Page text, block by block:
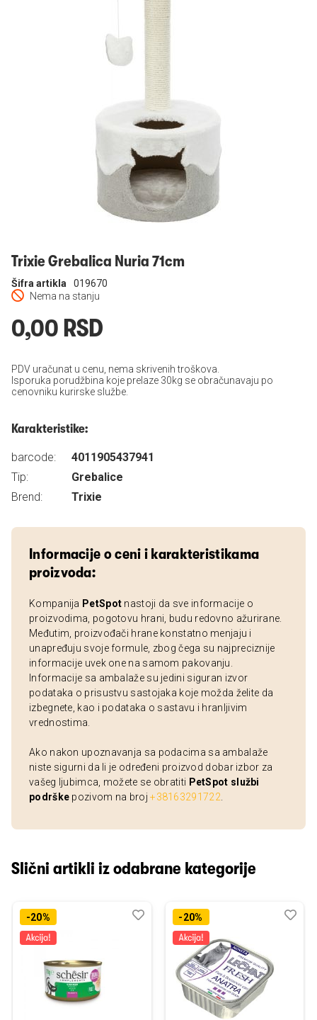
Trixie Grebalica Nuria 71cm
Nema na stanju
Šifra artikla 019670
0,00 RSD
PDV uračunat u cenu, nema skrivenih troškova.
Isporuka porudžbina koje prelaze 30kg se obračunavaju po
cenovniku kurirske službe.
Karakteristike:
barcode:
4011905437941
Tip:
Grebalice
Brend:
Trixie
Informacije o ceni i karakteristikama
proizvoda:
Kompanija PetSpot nastoji da sve informacije o
proizvodima, pogotovu hrani, budu redovno ažurirane.
Međutim, proizvođači hrane konstatno menjaju i
unapređuju svoje formule, zbog čega su najpreciznije
informacije uvek one na samom pakovanju.
Informacije sa ambalaže su jedini siguran izvor
podataka o prisustvu sastojaka koje možda želite da
izbegnete, kao i podataka o sastavu i hranljivim
vrednostima.
Ako nakon upoznavanja sa podacima sa ambalaže
niste sigurni da li je određeni proizvod dobar izbor za
vašeg ljubimca, možete se obratiti PetSpot službi
podrške pozivom na broj+38163291722
Slični artikli iz odabrane kategorije
-20%
Dodaj
Uporedi-20%